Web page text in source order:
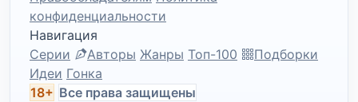
конфиденциальности
Навигация
Серии
Авторы Жанры Топ-100
Подборки
Идеи Гонка
18+ Все права защищены